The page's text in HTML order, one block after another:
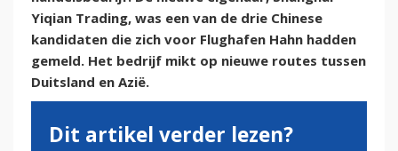
Yiqian Trading, was een van de drie Chinese
kandidaten die zich voor Flughafen Hahn hadden
gemeld. Het bedrijf mikt op nieuwe routes tussen
Duitsland en Azië.
Dit artikel verder lezen?